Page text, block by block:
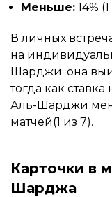
Меньше: 14%
В личных
на
Шарджи: она
тогда как
Аль-Шарджи
матчей(1 из 7).
Карточки в
Шарджа